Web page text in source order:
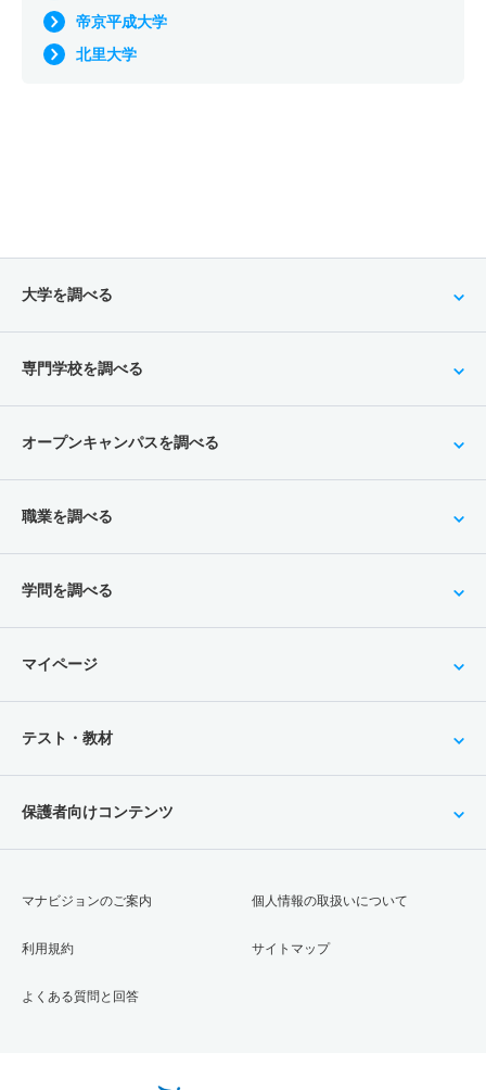
帝京平成大学
北里大学
大学を調べる
専門学校を調べる
オープンキャンパスを調べる
職業を調べる
学問を調べる
マイページ
テスト・教材
保護者向けコンテンツ
マナビジョンのご案内
利用規約
よくある質問と回答
個人情報の取扱いについて
サイトマップ